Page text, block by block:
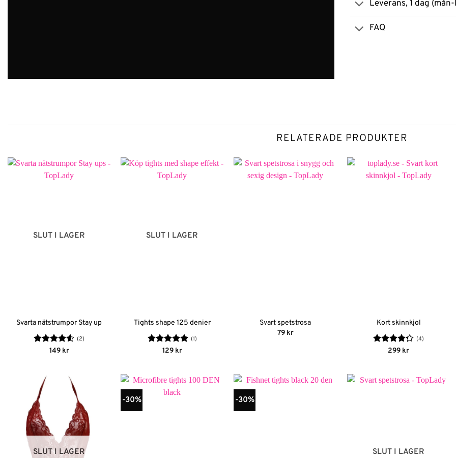
Leverans, 1 dag
FAQ
RELATERADE PRODUKTER
SLUT I LAGER
Svarta nätstrumpor Stay up
Betygsatt
(2)
149 kr
SLUT I LAGER
Tights shape 125 denier
Betygsatt5
(1)
129 kr
Svart spetstrosa
79 kr
Kort skinnkjol
Betygsatt
(4)
299 kr
SLUT I LAGER
-30% -30%
SLUT I LAGER